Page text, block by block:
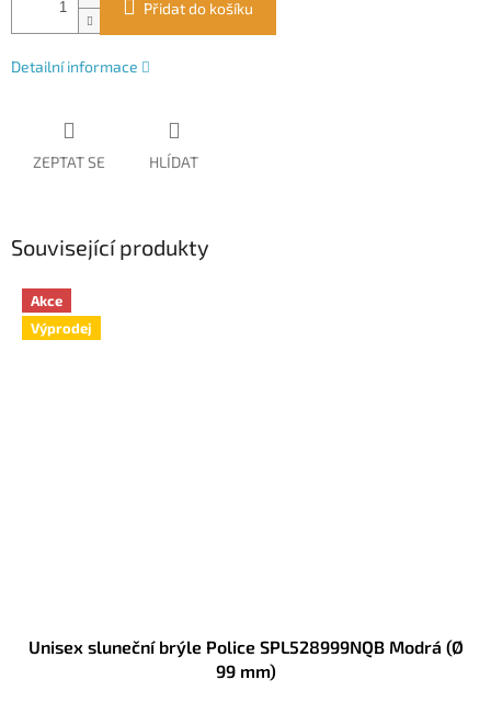
Přidat do košíku
Detailní informace
ZEPTAT SE HLÍDAT
Související produkty
Akce
Výprodej
Unisex sluneční brýle Police SPL528999NQB Modrá (Ø
99 mm)